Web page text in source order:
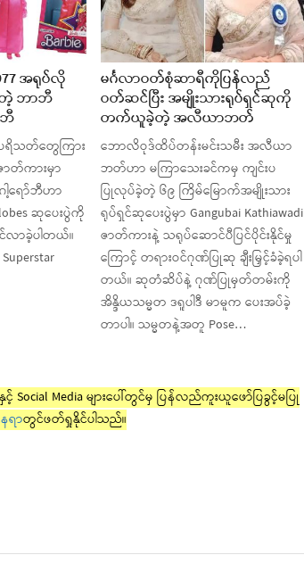
အရုပ်လို
ဘာဘီ
ဘီ
ပရိသတ်တွေကြား
ာတ်ကားမှာ
ါ့ရော်ဘီဟာ
ဆုပေးပွဲကို
ာခဲ့ပါတယ်။
မင်္ဂလာဝတ်စုံဆာရီကိုပြန်လည်
ဝတ်ဆင်ပြီး အမျိုးသားရုပ်ရှင်ဆုကို
တက်ယူခဲ့တဲ့ အလီယာဘတ်
ဘောလိဝုဒ်ထိပ်တန်းမင်းသမီး အလီယာ
ဘတ်ဟာ မကြာသေးခင်ကမှ ကျင်းပ
ပြုလုပ်ခဲ့တဲ့ ၆၉ ကြိမ်မြောက်အမျိုးသား
ရုပ်ရှင်ဆုပေးပွဲမှာ Gangubai Kathiawadi
ဇာတ်ကားနဲ့ သရုပ်ဆောင်ပီပြင်ပိုင်းနိုင်မှု
ကြောင့် တရားဝင်ဂုဏ်ပြုဆု ချီးမြှင့်ခံခဲ့ရပါ
တယ်။ ဆုတံဆိပ်နဲ့ ဂုဏ်ပြုမှတ်တမ်းကို
အိန္ဒိယသမ္မတ ဒရူပါဒီ မာမူက ပေးအပ်ခဲ့
တာပါ။ သမ္မတနဲ့အတူ Pose…
Social Media များပေါ်တွင်မှ ပြန်လည်ကူးယူဖော်ပြခွင့်မပြု
ရာတွင်ဖတ်ရှုနိုင်ပါသည်။